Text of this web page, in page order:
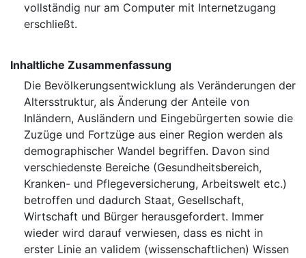
vollständig nur am Computer mit Internetzugang
erschließt.
Inhaltliche Zusammenfassung
Die Bevölkerungsentwicklung als Veränderungen der
Altersstruktur, als Änderung der Anteile von
Inländern, Ausländern und Eingebürgerten sowie die
Zuzüge und Fortzüge aus einer Region werden als
demographischer Wandel begriffen. Davon sind
verschiedenste Bereiche (Gesundheitsbereich,
Kranken- und Pflegeversicherung, Arbeitswelt etc.)
betroffen und dadurch Staat, Gesellschaft,
Wirtschaft und Bürger herausgefordert. Immer
wieder wird darauf verwiesen, dass es nicht in
erster Linie an validem (wissenschaftlichen) Wissen